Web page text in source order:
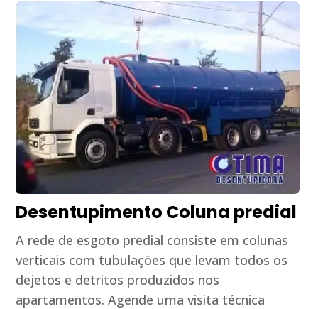
Desentupimento Coluna predial
A rede de esgoto predial consiste em colunas
verticais com tubulações que levam todos os
dejetos e detritos produzidos nos
apartamentos. Agende uma visita técnica